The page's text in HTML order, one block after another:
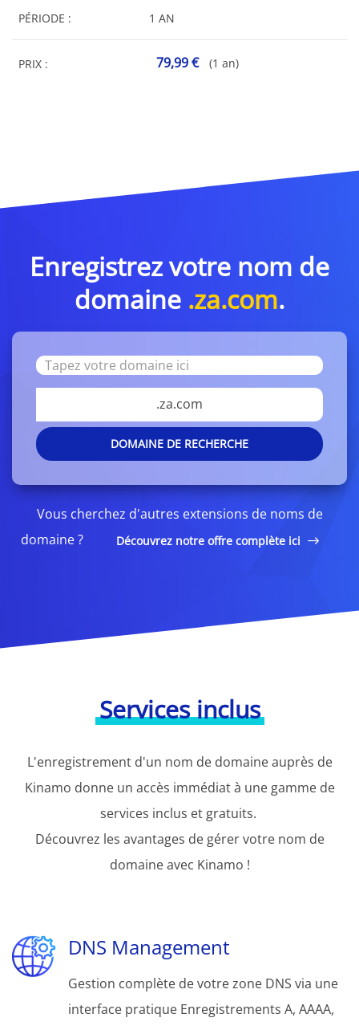
PÉRIODE : 1 AN
PRIX : 79,99 € (1 an)
Enregistrez votre nom de
domaine .za.com.
.za.com
DOMAINE DE RECHERCHE
Vous cherchez d'autres extensions de noms de
domaine ?
Découvrez notre offre complète ici
Services inclus
L'enregistrement d'un nom de domaine auprès de
Kinamo donne un accès immédiat à une gamme de
services inclus et gratuits.
Découvrez les avantages de gérer votre nom de
domaine avec Kinamo !
DNS Management
Gestion complète de votre zone DNS via une
interface pratique Enregistrements A, AAAA,